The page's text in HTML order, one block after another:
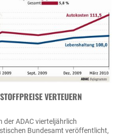
VERTEUERN
der ADAC vierteljährlich
Bundesamt veröffentlicht,